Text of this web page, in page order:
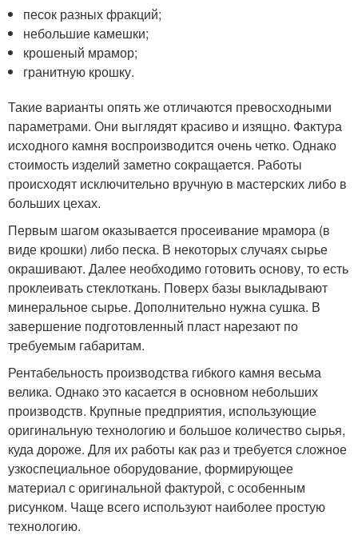
песок разных фракций;
небольшие камешки;
крошеный мрамор;
гранитную крошку.
Такие варианты опять же отличаются превосходными
параметрами. Они выглядят красиво и изящно. Фактура
исходного камня воспроизводится очень четко. Однако
стоимость изделий заметно сокращается. Работы
происходят исключительно вручную в мастерских либо в
больших цехах.
Первым шагом оказывается просеивание мрамора (в
виде крошки) либо песка. В некоторых случаях сырье
окрашивают. Далее необходимо готовить основу, то есть
проклеивать стеклоткань. Поверх базы выкладывают
минеральное сырье. Дополнительно нужна сушка. В
завершение подготовленный пласт нарезают по
требуемым габаритам.
Рентабельность производства гибкого камня весьма
велика. Однако это касается в основном небольших
производств. Крупные предприятия, использующие
оригинальную технологию и большое количество сырья,
куда дороже. Для их работы как раз и требуется сложное
узкоспециальное оборудование, формирующее
материал с оригинальной фактурой, с особенным
рисунком. Чаще всего используют наиболее простую
технологию.